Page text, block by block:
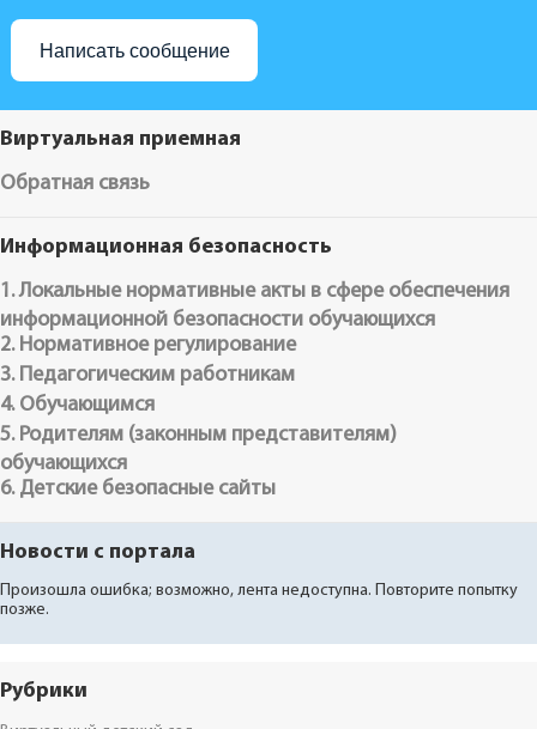
Написать сообщение
Виртуальная приемная
Обратная связь
Информационная безопасность
1. Локальные нормативные акты в сфере обеспечения
информационной безопасности обучающихся
2. Нормативное регулирование
3. Педагогическим работникам
4. Обучающимся
5. Родителям (законным представителям)
обучающихся
6. Детские безопасные сайты
Новости с портала
Произошла ошибка; возможно, лента недоступна. Повторите попытку
позже.
Рубрики